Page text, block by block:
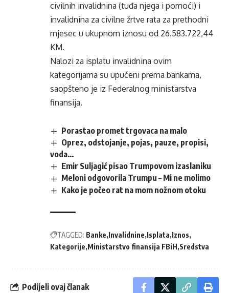
civilnih invalidnina (tuđa njega i pomoći) i
invalidnina za civilne žrtve rata za prethodni
mjesec u ukupnom iznosu od 26.583.722,44
KM.
Nalozi za isplatu invalidnina ovim
kategorijama su upućeni prema bankama,
saopšteno je iz Federalnog ministarstva
finansija.
Porastao promet trgovaca na malo
Oprez, odstojanje, pojas, pauze, propisi,
voda…
Emir Suljagić pisao Trumpovom izaslaniku
Meloni odgovorila Trumpu – Mi ne molimo
Kako je počeo rat na mom nožnom otoku
TAGGED: Banke Invalidnine Isplata Iznos
Kategorije Ministarstvo finansija FBiH Sredstva
Podijeli ovaj članak